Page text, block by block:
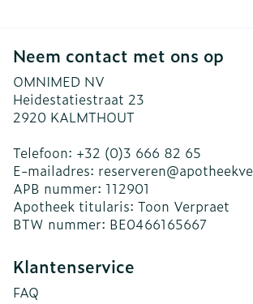
Neem contact met ons op
OMNIMED NV
Heidestatiestraat 23
2920 KALMTHOUT
Telefoon: +32 (0)3 666 82 65
E-mailadres: reserveren@
APB nummer: 112901
Apotheek titularis: Toon Verpraet
BTW nummer: BE0466165667
Klantenservice
FAQ